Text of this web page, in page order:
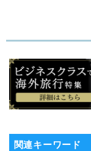
関連キーワード